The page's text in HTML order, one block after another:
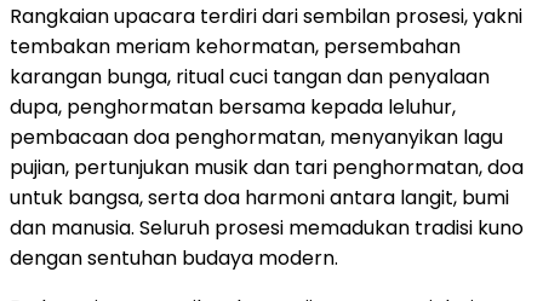
Rangkaian upacara terdiri dari sembilan prosesi, yakni
tembakan meriam kehormatan, persembahan
karangan bunga, ritual cuci tangan dan penyalaan
dupa, penghormatan bersama kepada leluhur,
pembacaan doa penghormatan, menyanyikan lagu
pujian, pertunjukan musik dan tari penghormatan, doa
untuk bangsa, serta doa harmoni antara langit, bumi
dan manusia. Seluruh prosesi memadukan tradisi kuno
dengan sentuhan budaya modern.